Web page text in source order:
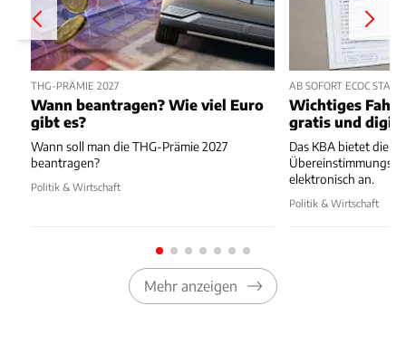
THG-PRÄMIE 2027
Wann beantragen? Wie viel Euro
gibt es?
Wann soll man die THG-Prämie 2027
beantragen?
Politik & Wirtschaft
AB SOFORT ECOC STATT
Wichtiges
gratis und
Das KBA bietet die
elektronisch an.
Politik & Wirtschaft
Mehr anzeigen